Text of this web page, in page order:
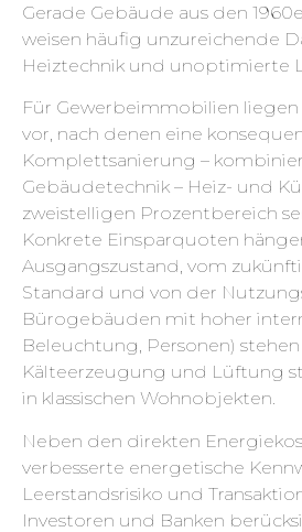
Gerade Gebäude aus den
weisen häufig unzureichende
Heiztechnik und unoptimierte
Für Gewerbeimmobilien
vor, nach denen eine
Komplettsanierung –
Gebäudetechnik – Heiz- und
zweistelligen Prozentbereich
Konkrete Einsparquoten
Ausgangszustand, vom
Standard und von der
Bürogebäuden mit hoher
Beleuchtung, Personen)
Kälteerzeugung und Lüftung
in klassischen Wohnobjekten.
Neben den direkten
verbesserte energetische
Leerstandsrisiko und
Investoren und Banken